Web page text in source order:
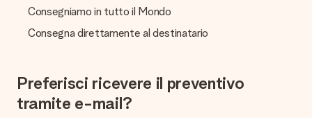
Consegniamo in tutto il Mondo
Consegna direttamente al destinatario
Preferisci ricevere il preventivo
tramite e-mail?